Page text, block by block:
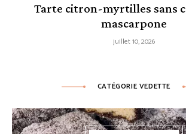
Tarte citron-myrtilles sans
mascarpone
juillet 10, 2026
CATÉGORIE VEDETTE